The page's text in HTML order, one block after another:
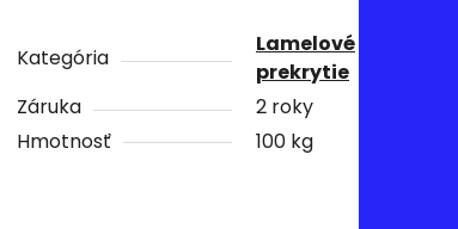
Kategória
Lamelové
prekrytie
Záruka
2 roky
Hmotnosť
100 kg